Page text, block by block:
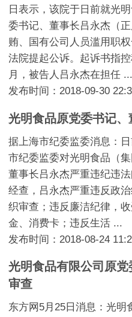
日表示，该院于日前就光
委书记、董事长吕永杰（
贿、国有公司人员滥用职
法院提起公诉。起诉书指
月，被告人吕永杰在担任 ...
发布时间：2018-09-30
光明食品原党委书记
据上海市纪委监委消息：
市纪委监委对光明食品（
董事长吕永杰严重违纪违
经查，吕永杰严重违反政
织审查；违反廉洁纪律，
金、消费卡；违反生活 ...
发布时间：2018-08-24
光明食品有限公司原
审查
东方网5月25日消息：光明